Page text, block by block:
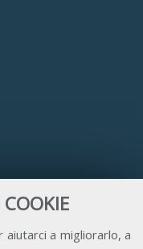
a migliorarlo, a